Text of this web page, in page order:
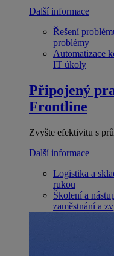
Další informace
Řešení
problémy
Automatizace
IT úkoly
Připojený
Frontline
Zvyšte efektivitu s
Další informace
Logistika a
rukou
Školení a
zaměstnání a